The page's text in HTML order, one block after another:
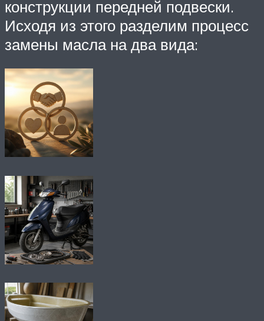
конструкции передней подвески.
Исходя из этого разделим процесс
замены масла на два вида: